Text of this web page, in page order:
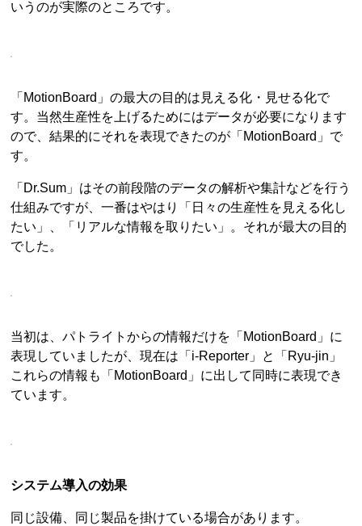
いうのが実際のところです。
「MotionBoard」の最大の目的は見える化・見せる化で
す。当然生産性を上げるためにはデータが必要になります
ので、結果的にそれを表現できたのが「MotionBoard」で
す。
「Dr.Sum」はその前段階のデータの解析や集計などを行う
仕組みですが、一番はやはり「日々の生産性を見える化し
たい」、「リアルな情報を取りたい」。それが最大の目的
でした。
当初は、パトライトからの情報だけを「MotionBoard」に
表現していましたが、現在は「i-Reporter」と「Ryu-jin」
これらの情報も「MotionBoard」に出して同時に表現でき
ています。
システム導入の効果
同じ設備、同じ製品を掛けている場合があります。